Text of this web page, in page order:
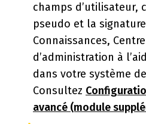
champs d’utilisateur,
pseudo et la
Connaissances,
d’administration à
dans votre système
Consultez
avancé (module